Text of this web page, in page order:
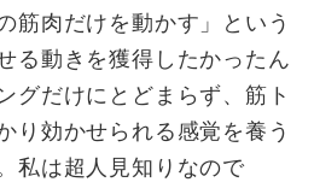
筋肉だけを動かす」という
る動きを獲得したかったん
グだけにとどまらず、筋ト
り効かせられる感覚を養う
私は超人見知りなので